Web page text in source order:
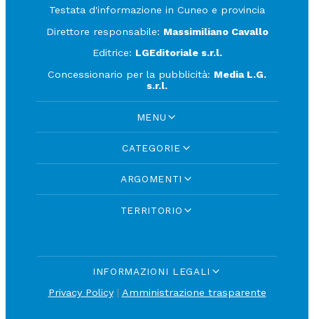
Testata d'informazione in Cuneo e provincia
Direttore responsabile: Massimiliano Cavallo
Editrice: LGEditoriale s.r.l.
Concessionario per la pubblicità: Media L.G.
s.r.l.
MENU
CATEGORIE
ARGOMENTI
TERRITORIO
INFORMAZIONI LEGALI
Privacy Policy| Amministrazione trasparente